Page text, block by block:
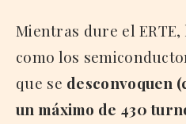
Mientras dure el ERTE,
como los
que se desconvoquen
un máximo de 430